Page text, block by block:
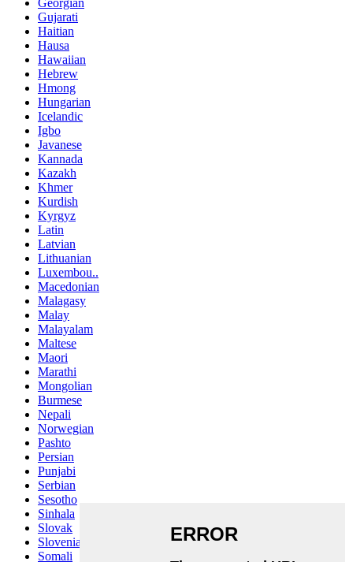
Gujarati
Haitian
Hausa
Hawaiian
Hebrew
Hmong
Hungarian
Icelandic
Igbo
Javanese
Kannada
Kazakh
Khmer
Kurdish
Kyrgyz
Latin
Latvian
Lithuanian
Luxembou..
Macedonian
Malagasy
Malay
Malayalam
Maltese
Maori
Marathi
Mongolian
Burmese
Nepali
Norwegian
Pashto
Persian
Punjabi
Serbian
Sesotho
Sinhala
Slovak
Slovenian
Somali